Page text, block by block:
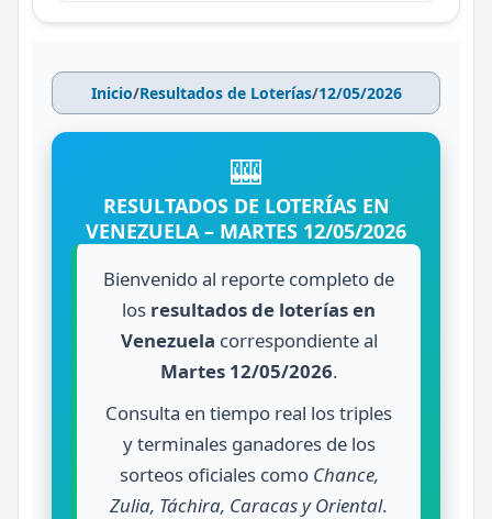
Inicio/Resultados de Loterías/12/05/2026
🎰
RESULTADOS DE LOTERÍAS EN
VENEZUELA – MARTES 12/05/2026
Bienvenido al reporte completo de
los resultados de loterías en
Venezuela correspondiente al
Martes 12/05/2026.
Consulta en tiempo real los triples
y terminales ganadores de los
sorteos oficiales como Chance,
Zulia, Táchira, Caracas y Oriental.